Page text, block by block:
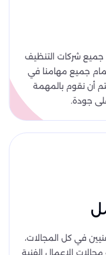
جميع شركات التنظيف
جميع مهامنا في
أن نقوم بالمهمة
جودة.
في كل المجالات،
الاعمال الفنية